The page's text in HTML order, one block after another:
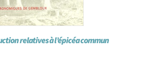
relatives à l’épicéa commun